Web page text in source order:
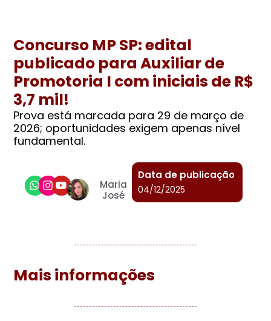
Concurso MP SP: edital
publicado para Auxiliar de
Promotoria I com iniciais de R$
3,7 mil!
Prova está marcada para 29 de março de
2026; oportunidades exigem apenas nível
fundamental.
Maria
José
Data de publicação
04/12/2025
Mais informações